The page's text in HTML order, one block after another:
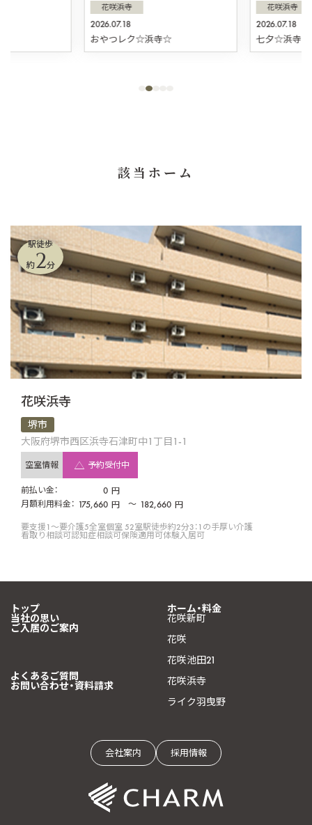
2026.07.18
花咲浜寺
おやつレク☆浜寺☆
2026.07.18
花咲浜寺
七夕☆浜寺☆
該当ホーム
駅徒歩
約2分
花咲浜寺
堺市
大阪府堺市西区浜寺石津町中1丁目1-1
空室情報 予約受付中
前払い金： 0 円
月額利用料金： 175,660 円 〜 182,660 円
要支援1〜要介護5全室個室 52室駅徒歩約2分3：1の手厚い介護
看取り相談可認知症相談可保険適用可体験入居可
トップ
当社の思い
ご入居のご案内
ホーム・料金
花咲新町
花咲
花咲池田21
花咲浜寺
ライク羽曳野
よくあるご質問
お問い合わせ・資料請求
会社案内 採用情報